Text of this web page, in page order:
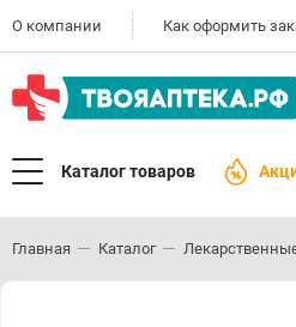
О компании Как оформить
Каталог товаров
Главная Каталог